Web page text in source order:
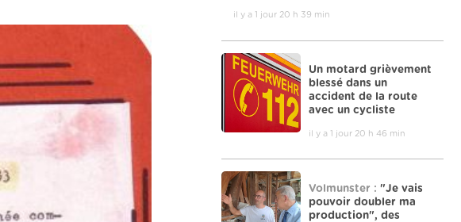
il y a 1 jour 20 h 39 min
Un motard grièvement
blessé dans un
accident de la route
avec un cycliste
il y a 1 jour 20 h 46 min
Volmunster : "Je vais
pouvoir doubler ma
production", des